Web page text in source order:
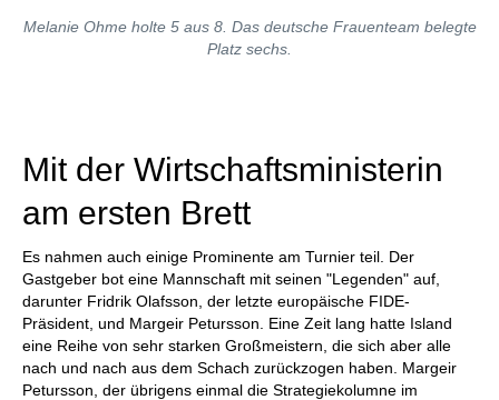
Melanie Ohme holte 5 aus 8. Das deutsche Frauenteam belegte
Platz sechs.
Mit der Wirtschaftsministerin
am ersten Brett
Es nahmen auch einige Prominente am Turnier teil. Der
Gastgeber bot eine Mannschaft mit seinen "Legenden" auf,
darunter Fridrik Olafsson, der letzte europäische FIDE-
Präsident, und Margeir Petursson. Eine Zeit lang hatte Island
eine Reihe von sehr starken Großmeistern, die sich aber alle
nach und nach aus dem Schach zurückzogen haben. Margeir
Petursson, der übrigens einmal die Strategiekolumne im